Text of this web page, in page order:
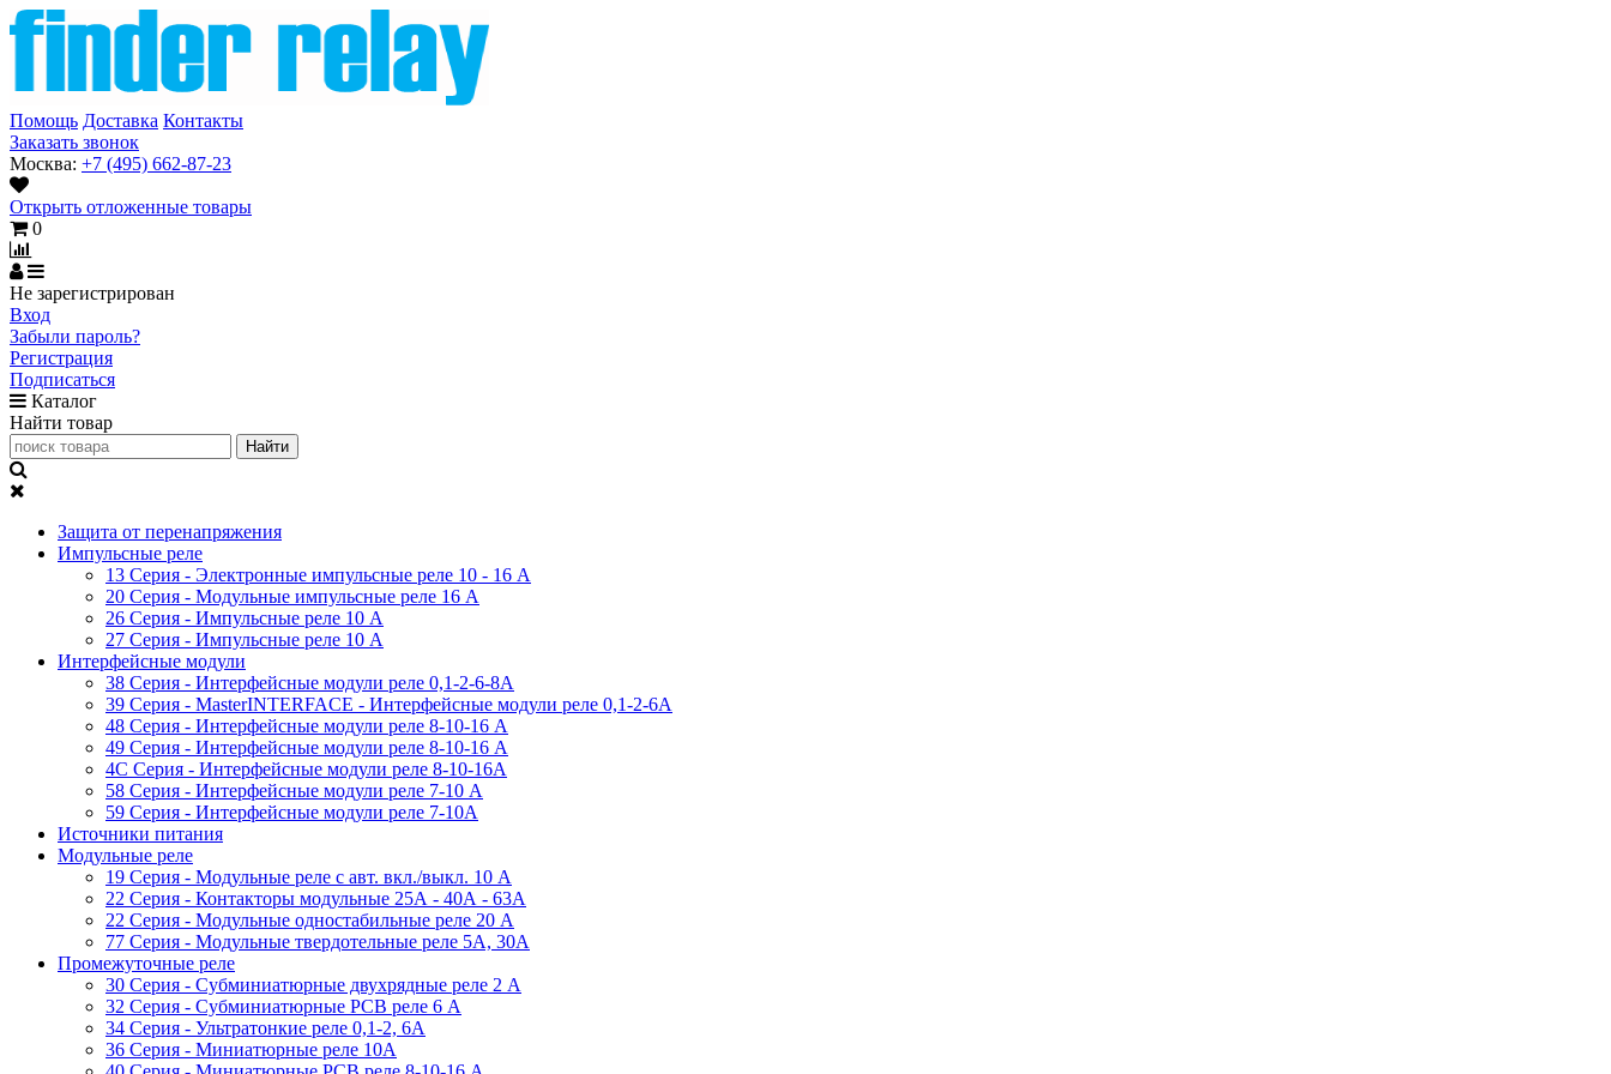
Помощь Доставка Контакты
Заказать звонок
Москва: +7 (495) 662-87-23
Открыть отложенные товары
0
Не зарегистрирован
Вход
Забыли пароль?
Регистрация
Подписаться
Каталог
Найти товар
Защита от перенапряжения
Импульсные реле
13 Серия - Электронные импульсные реле 10 - 16 A
20 Серия - Модульные импульсные реле 16 A
26 Серия - Импульсные реле 10 A
27 Серия - Импульсные реле 10 A
Интерфейсные модули
38 Cерия - Интерфейсные модули реле 0,1-2-6-8А
39 Cерия - MasterINTERFACE - Интерфейсные модули реле 0,1-2-6А
48 Cерия - Интерфейсные модули реле 8-10-16 A
49 Серия - Интерфейсные модули реле 8-10-16 A
4C Серия - Интерфейсные модули реле 8-10-16А
58 Серия - Интерфейсные модули реле 7-10 A
59 Серия - Интерфейсные модули реле 7-10А
Источники питания
Модульные реле
19 Cерия - Модульные реле с авт. вкл./выкл. 10 A
22 Серия - Контакторы модульные 25А - 40А - 63А
22 Серия - Модульные одностабильные реле 20 A
77 Серия - Модульные твердотельные реле 5А, 30А
Промежуточные реле
30 Серия - Субминиатюрные двухрядные реле 2 A
32 Серия - Субминиатюрные PCB реле 6 A
34 Серия - Ультратонкие реле 0,1-2, 6A
36 Серия - Миниатюрные реле 10А